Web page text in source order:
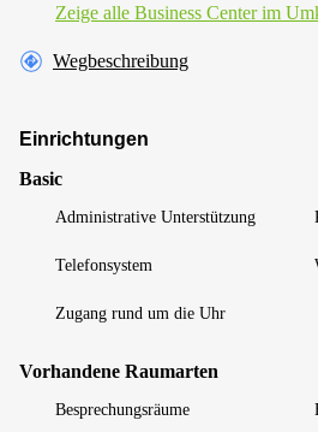
Zeige alle Business Center im
Wegbeschreibung
Einrichtungen
Basic
Administrative Unterstützung
Telefonsystem
Zugang rund um die Uhr
Vorhandene Raumarten
Besprechungsräume